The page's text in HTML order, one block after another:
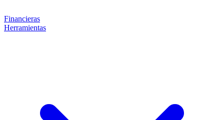
Financieras
Herramientas